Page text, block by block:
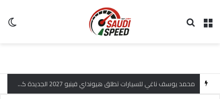
القائمة
محمد يوسف ناغي للسيارات تطلق هيونداي فينيو 2027 الجديدة كلياً في جدة بارك بتصميم جريء وتقنيات ذكية تعيد تعريف فئة الـ SUV المدمجة